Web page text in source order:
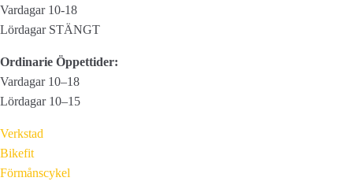
Vardagar 10-18
Lördagar STÄNGT
Ordinarie Öppettider:
Vardagar 10–18
Lördagar 10–15
Verkstad
Bikefit
Förmånscykel